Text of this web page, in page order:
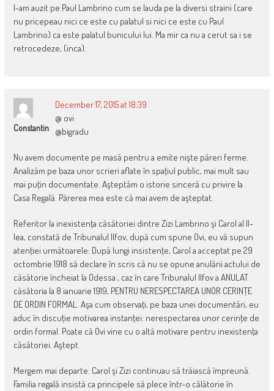
l-am auzit pe Paul Lambrino cum se lauda pe la diversi straini (care
nu pricepeau nici ce este cu palatul si nici ce este cu Paul
Lambrino) ca este palatul bunicului lui. Ma mir ca nu a cerut sa i se
retrocedeze, (inca).
Constantin
December 17, 2015 at 18:39
@ ovi
@bigradu
Nu avem documente pe masă pentru a emite nişte păreri ferme.
Analizăm pe baza unor scrieri aflate în spaţiul public, mai mult sau
mai puţin documentate. Aşteptăm o istorie sinceră cu privire la
Casa Regală. Părerea mea este că mai avem de aşteptat.
Referitor la inexistenţa căsătoriei dintre Zizi Lambrino şi Carol al II-
lea, constată de Tribunalul Ilfov, după cum spune Ovi, eu vă supun
atenţiei următoarele: După lungi insistenţe, Carol a acceptat pe 29
octombrie 1918 să declare în scris că nu se opune anulării actului de
căsătorie încheiat la Odessa , caz în care Tribunalul Ilfov a ANULAT
căsătoria la 8 ianuarie 1919, PENTRU NERESPECTAREA UNOR CERINŢE
DE ORDIN FORMAL. Aşa cum observaţi, pe baza unei documentări, eu
aduc în discuţie motivarea instanţei: nerespectarea unor cerinţe de
ordin formal. Poate că Ovi vine cu o altă motivare pentru inexistenţa
căsătoriei. Aştept.
Mergem mai departe: Carol şi Zizi continuau să trăiască împreună.
Familia regală insistă ca principele să plece într-o călătorie în